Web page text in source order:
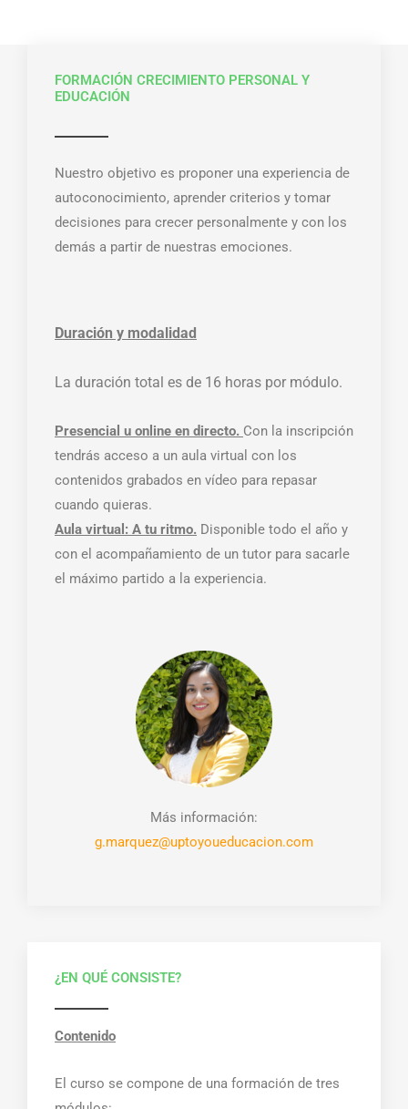
FORMACIÓN CRECIMIENTO PERSONAL Y
EDUCACIÓN
Nuestro objetivo es proponer una experiencia de
autoconocimiento, aprender criterios y tomar
decisiones para crecer personalmente y con los
demás a partir de nuestras emociones.
Duración y modalidad
La duración total es de 16 horas por módulo.
Presencial u online en directo. Con la inscripción
tendrás acceso a un aula virtual con los
contenidos grabados en vídeo para repasar
cuando quieras.
Aula virtual: A tu ritmo. Disponible todo el año y
con el acompañamiento de un tutor para sacarle
el máximo partido a la experiencia.
Más información:
g.marquez@uptoyoueducacion.com
¿EN QUÉ CONSISTE?
Contenido
El curso se compone de una formación de tres